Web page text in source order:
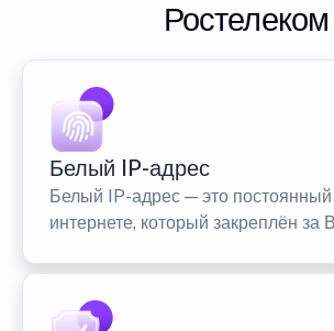
Ростелеком
Белый IP-адрес
Белый IP-адрес — это постоянный
интернете, который закреплён за